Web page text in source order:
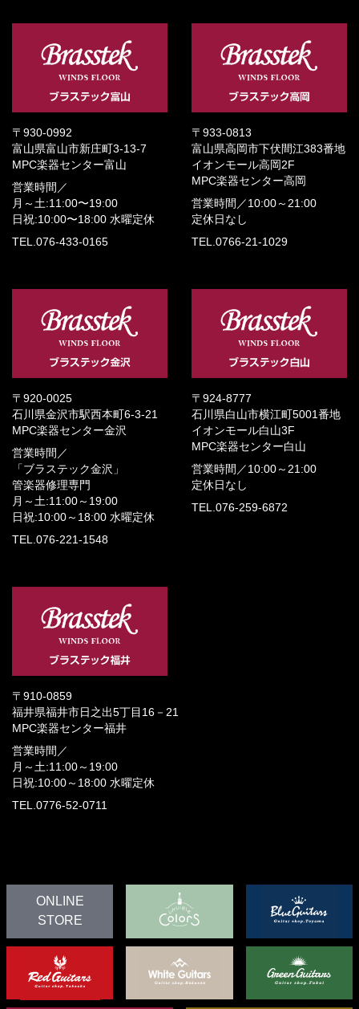
〒930-0992
富山県富山市新庄町3-13-7
MPC楽器センター富山
営業時間／
月～土:11:00〜19:00
日祝:10:00〜18:00 水曜定休
TEL.076-433-0165
〒933-0813
富山県高岡市下伏間江383番地
イオンモール高岡2F
MPC楽器センター高岡
営業時間／ 10:00～21:00
定休日なし
TEL.0766-21-1029
〒920-0025
石川県金沢市駅西本町6-3-21
MPC楽器センター金沢
営業時間／
「ブラステック金沢」
管楽器修理専門
月～土:11:00～19:00
日祝:10:00～18:00 水曜定休
TEL.076-221-1548
〒924-8777
石川県白山市横江町5001番地
イオンモール白山3F
MPC楽器センター白山
営業時間／ 10:00～21:00
定休日なし
TEL.076-259-6872
〒910-0859
福井県福井市日之出5丁目16－21
MPC楽器センター福井
営業時間／
月～土:11:00～19:00
日祝:10:00～18:00 水曜定休
TEL.0776-52-0711
ONLINE
STORE